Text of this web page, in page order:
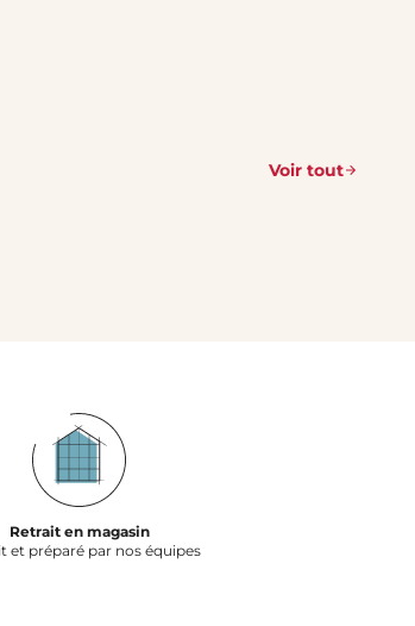
Voir tout
Retrait en magasin
et préparé par nos équipes